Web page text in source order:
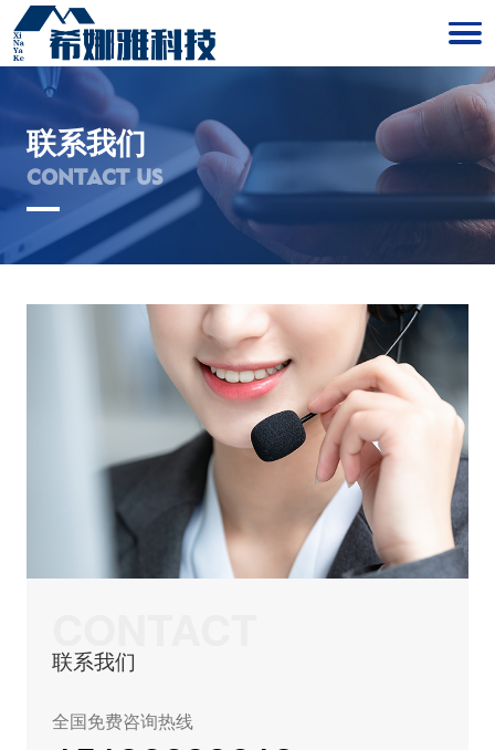
联系我们
CONTACT US
联系我们
全国免费咨询热线